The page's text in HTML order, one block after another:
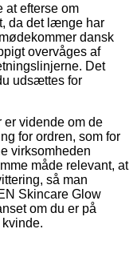
at efterse om
da det længe har
dansk
overvåges af
Det
udsættes for
er vidende om de
for ordren, som for
virksomheden
måde relevant, at
så man
Skincare Glow
om du er på